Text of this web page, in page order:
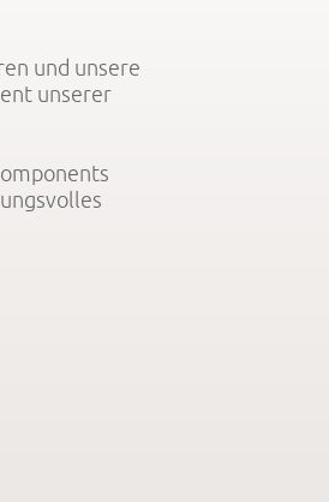
und unsere
unserer